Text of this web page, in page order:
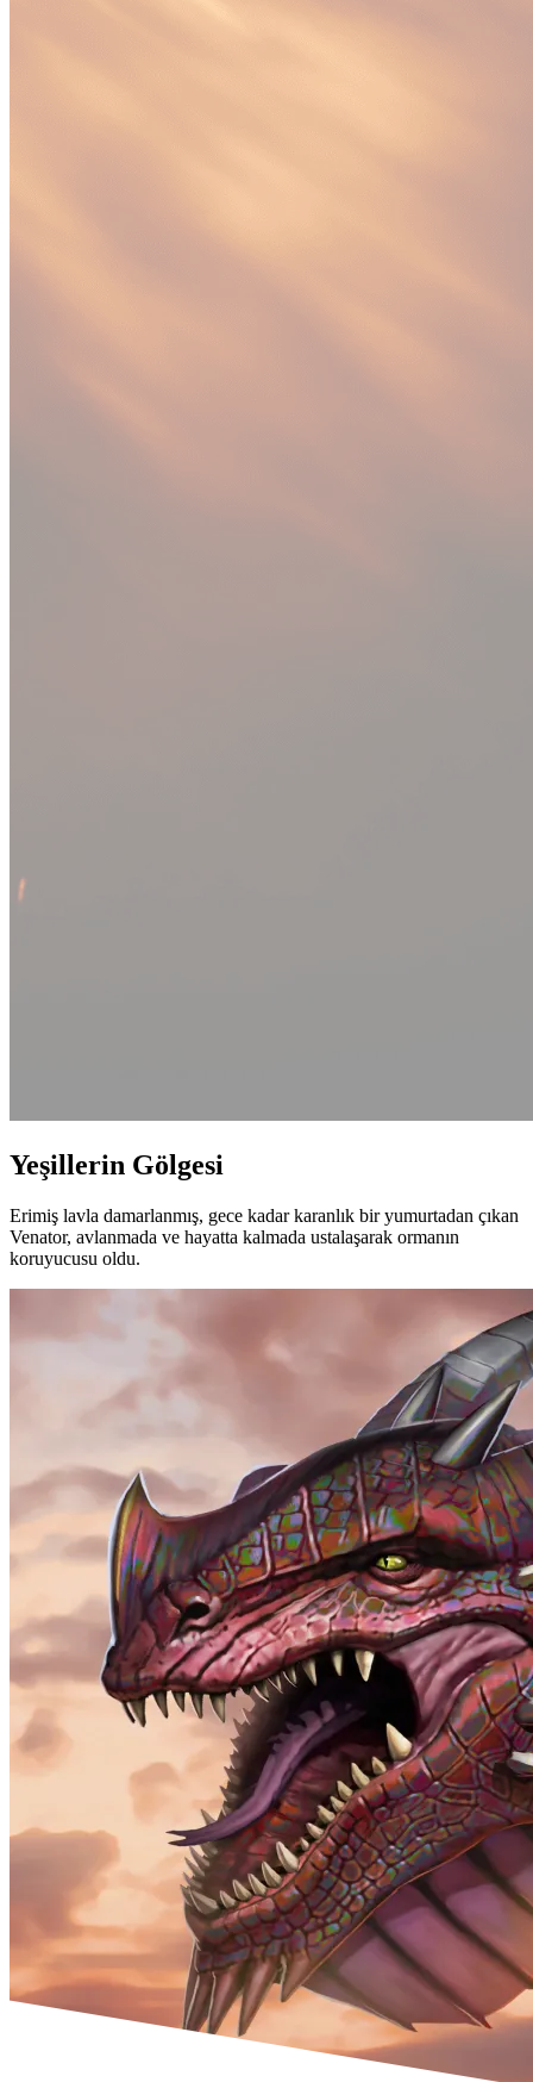
Yeşillerin Gölgesi
Erimiş lavla damarlanmış, gece kadar karanlık bir yumurtadan çıkan
Venator, avlanmada ve hayatta kalmada ustalaşarak ormanın
koruyucusu oldu.